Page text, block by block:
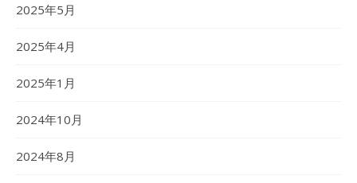
2025年5月
2025年4月
2025年1月
2024年10月
2024年8月